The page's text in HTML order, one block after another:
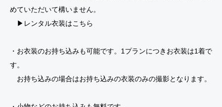
めていただいて構いません。
▶レンタル衣装はこちら
・お衣装のお持ち込みも可能です。1プランにつきお衣装は1着で
す。
お持ち込みの場合はお持ち込みの衣装のみの撮影となります。